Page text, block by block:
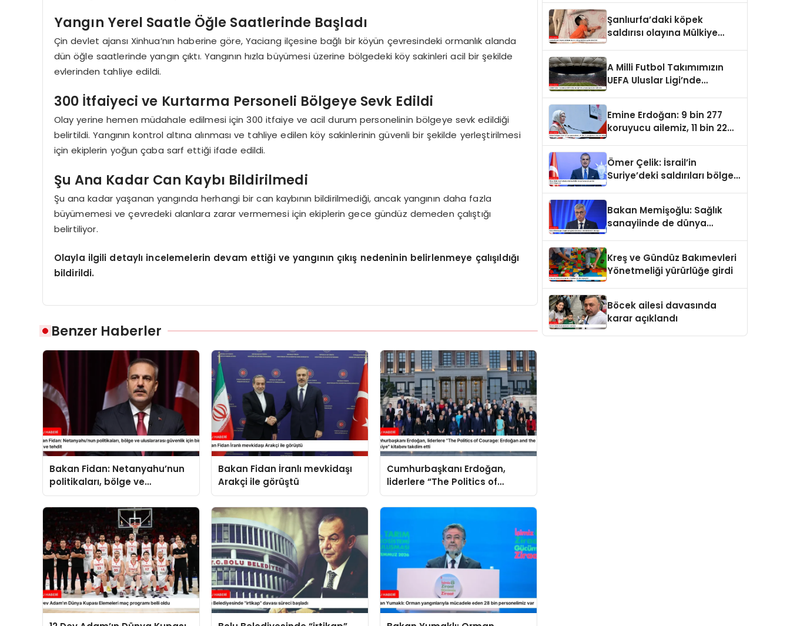
Yangın Yerel Saatle Öğle Saatlerinde Başladı
Çin devlet ajansı Xinhua’nın haberine göre, Yaciang ilçesine bağlı bir köyün çevresindeki ormanlık alanda
dün öğle saatlerinde yangın çıktı. Yangının hızla büyümesi üzerine bölgedeki köy sakinleri acil bir şekilde
evlerinden tahliye edildi.
300 İtfaiyeci ve Kurtarma Personeli Bölgeye Sevk Edildi
Olay yerine hemen müdahale edilmesi için 300 itfaiye ve acil durum personelinin bölgeye sevk edildiği
belirtildi. Yangının kontrol altına alınması ve tahliye edilen köy sakinlerinin güvenli bir şekilde yerleştirilmesi
için ekiplerin yoğun çaba sarf ettiği ifade edildi.
Şu Ana Kadar Can Kaybı Bildirilmedi
Şu ana kadar yaşanan yangında herhangi bir can kaybının bildirilmediği, ancak yangının daha fazla
büyümemesi ve çevredeki alanlara zarar vermemesi için ekiplerin gece gündüz demeden çalıştığı
belirtiliyor.
Olayla ilgili detaylı incelemelerin devam ettiği ve yangının çıkış nedeninin belirlenmeye çalışıldığı
bildirildi.
Benzer Haberler
Bakan Fidan: Netanyahu’nun
politikaları, bölge ve
uluslararası güvenlik için bir
yük ve tehdit
Bakan Fidan İranlı mevkidaşı
Arakçi ile görüştü
Cumhurbaşkanı Erdoğan,
liderlere “The Politics of
Courage: Erdoğan and the
Rise of Türkiye” kitabını
Şanlıurfa’daki köpek
saldırısı olayına Mülkiye
A Milli Futbol Takımımızın
UEFA Uluslar Ligi’nde
Emine Erdoğan: 9 bin 277
koruyucu ailemiz, 11 bin 22
Ömer Çelik: İsrail’in
Suriye’deki saldırıları bölge
Bakan Memişoğlu: Sağlık
sanayiinde de dünya
Kreş ve Gündüz Bakımevleri
Yönetmeliği yürürlüğe girdi
Böcek ailesi davasında
karar açıklandı